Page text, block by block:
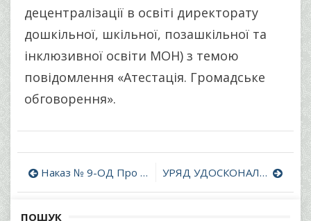
децентралізації в освіті директорату
дошкільної, шкільної, позашкільної та
інклюзивної освіти МОН) з темою
повідомлення «Атестація. Громадське
обговорення».
Навігація
записів
Наказ № 9-ОД Про оголошення конкурсу на заміщення вакантної посади психолога КУ “Бочечківський ЦПРПП” Бочечківської сільської ради УРЯД УДОСКОНАЛИВ ПОРЯДОК ПРОВЕДЕННЯ ВСЕУКРАЇНСЬКОГО КОНКУРСУ «УЧИТЕЛЬ РОКУ»
ПОШУК